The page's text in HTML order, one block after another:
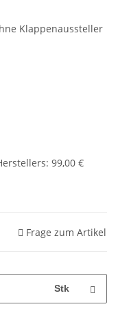
Klappenaussteller
: 99,00 €
Frage zum Artikel
Stk